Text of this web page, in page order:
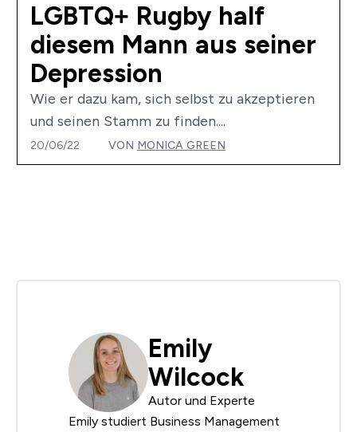
LGBTQ+ Rugby half
diesem Mann aus seiner
Depression
Wie er dazu kam, sich selbst zu akzeptieren
und seinen Stamm zu finden....
20/06/22 VON MONICA GREEN
Emily
Wilcock
Autor und Experte
Emily studiert Business Management